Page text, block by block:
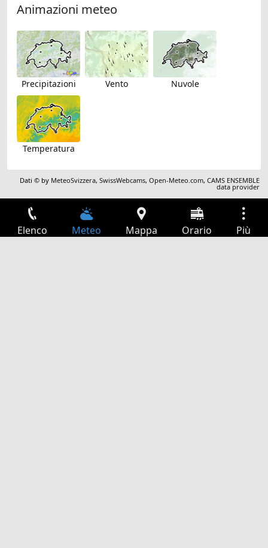
Animazioni meteo
Precipitazioni Vento Nuvole
Temperatura
Dati © by MeteoSvizzera,SwissWebcams,Open-Meteo.com,CAMS ENSEMBLE
data provider
Elenco Meteo Mappa Orario Più